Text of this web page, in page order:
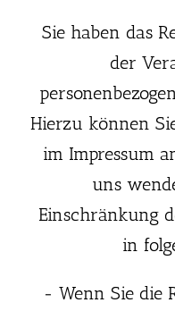
Sie haben das
der
Hierzu können
im Impressum
uns
Einschränkung
in
- Wenn Sie die